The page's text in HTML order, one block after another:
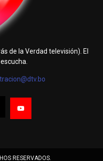
de la Verdad televisión). El
RESERVADOS.